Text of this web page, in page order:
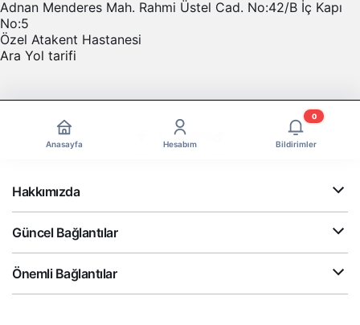
Adnan Menderes Mah. Rahmi Üstel Cad. No:42/B İç Kapı
No:5
Özel Atakent Hastanesi
Ara Yol tarifi
Anasayfa Hesabım Bildirimler
0
Hakkımızda
Güncel Bağlantılar
Önemli Bağlantılar